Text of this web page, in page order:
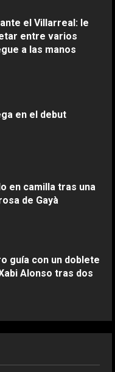
deliciosa
en freidora de
el Villarreal: le
entre varios
a las manos
en el debut
en camilla tras una
de Gayà
guía con un doblete
Alonso tras dos
a los jugadores